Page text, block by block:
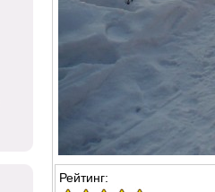
Рейтинг: